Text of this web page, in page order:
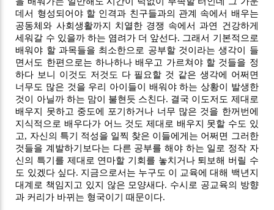
데서 형성되어야 할 인격과 친구들과의 관계 속에서 배우는
공동체와 사회생활까지 치열한 경쟁 속에서 과연 건강하게
세워갈 수 있을까 하는 염려가 더 앞선다. 그래서 기본적으로
배워야 할 과목들을 최소한으로 공부할 것이라는 생각이 들
면서도 한편으로는 하나하나 배우고 가르쳐야 할 것들을 정
하다 보니 이것도 저것도 다 필요할 것 같은 생각에 어쩌면
너무도 많은 것을 우리 아이들이 배워야 하는 상황이 발생한
것이 아닐까 하는 맘이 불현듯 스친다. 결국 이도저도 제대로
배우지 못하고 중도에 포기하거나 너무 많은 것을 한꺼번에
지식적으로 배우다가 어느 것도 제대로 배우지 못할 수도 있
고, 자신의 특기 적성을 일찍 찾은 이들에게는 어쩌면 그러한
것들을 계발하기보다는 다른 공부를 해야 하는 일로 정작 자
신의 특기를 제대로 연마할 기회를 놓치거나 퇴보해 버릴 수
도 있겠다 싶다. 지금으로서는 누구도 이 교육에 대해 백년지
대계로 책임지고 있지 않은 모양새다. 수시로 공교육의 방향
과 커리가 바뀌는 형국이기 때문이다.